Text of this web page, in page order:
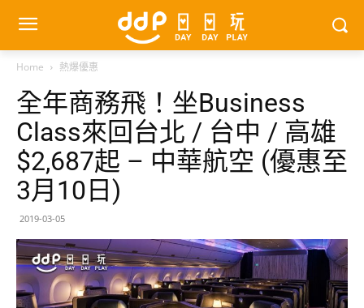
Home 熱爆優惠
全年商務飛！坐Business
Class來回台北 / 台中 / 高雄
$2,687起 – 中華航空 (優惠至
3月10日)
2019-03-05